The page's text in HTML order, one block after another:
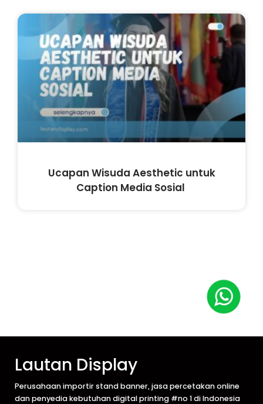
Ucapan Wisuda Aesthetic untuk
Caption Media Sosial
Lautan Display
Perusahaan importir stand banner, jasa percetakan online
dan penyedia kebutuhan digital printing #no 1 di Indonesia